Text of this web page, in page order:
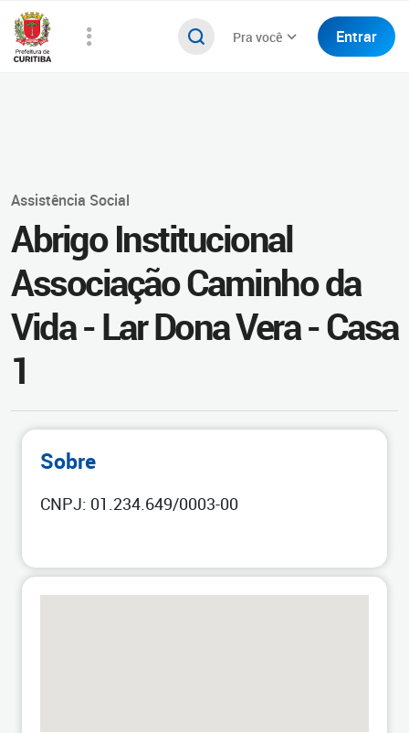
Pra você Entrar
Assistência Social
Abrigo Institucional
Associação Caminho da
Vida - Lar Dona Vera - Casa
1
Sobre
CNPJ: 01.234.649/0003-00